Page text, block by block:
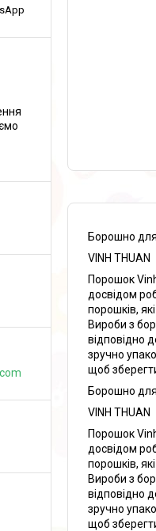
Борошно для
VINH THUAN
Порошок
досвідом
порошків,
Вироби з
відповідно
зручно
щоб
Борошно для
VINH THUAN
Порошок
досвідом
порошків,
Вироби з
відповідно
зручно
щоб